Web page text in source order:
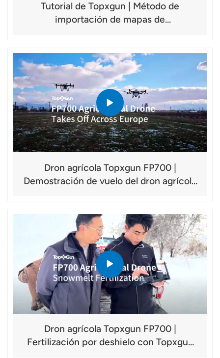
Tutorial de Topxgun | Método de
importación de mapas de
Dron agrícola Topxgun FP700 |
Demostración de vuelo del dron agrícola
Dron agrícola Topxgun FP700 |
Fertilización por deshielo con Topxgun